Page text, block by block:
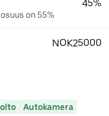
on 55%
45%
NOK25000
Autokamera